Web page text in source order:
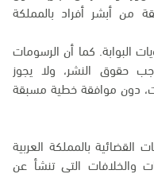
من أبشر أفراد بالمملكة
البوابة. كما أن الرسومات
حقوق النشر، ولا يجوز
دون موافقة خطية مسبقة
بالمملكة العربية
والخلافات التي تنشأ عن